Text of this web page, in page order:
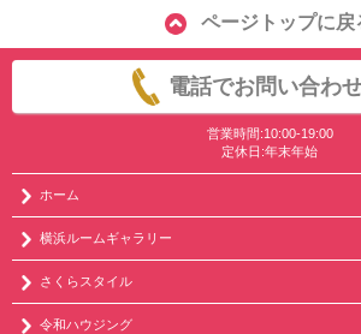
ページトップに戻
電話でお問い合わ
営業時間:10:00-19:00
定休日:年末年始
ホーム
横浜ルームギャラリー
さくらスタイル
令和ハウジング